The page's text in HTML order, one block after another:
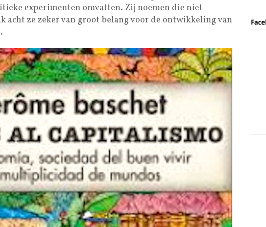
experimenten omvatten. Zij noemen die niet
acht ze zeker van groot belang voor de ontwikkeling van